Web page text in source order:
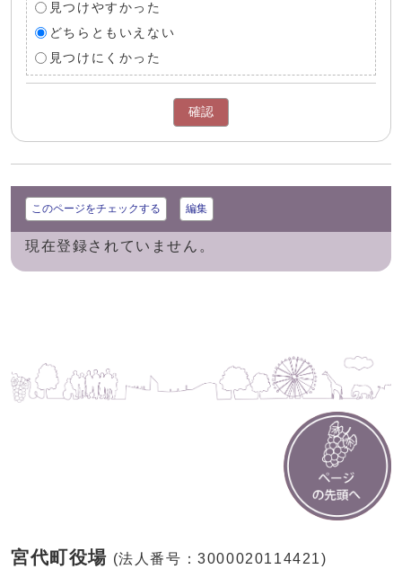
見つけやすかった
どちらともいえない
見つけにくかった
確認
このページをチェックする 編集
現在登録されていません。
宮代町役場 (法人番号：3000020114421)